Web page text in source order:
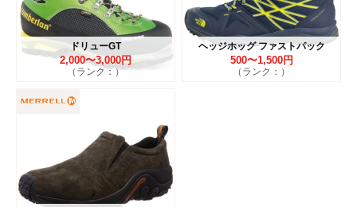
ドリューGT
2,000〜3,000円
（ランク：）
ヘッジホッグ ファストパック
500〜1,500円
（ランク：）